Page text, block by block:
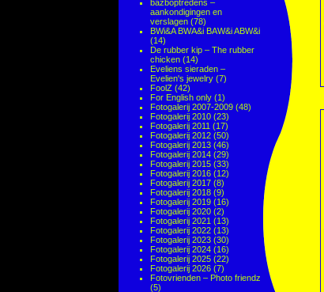
bazboptredens –
aankondigingen en
verslagen (78)
BWi&A BWA&i BAW&i ABW&i
(14)
De rubber kip – The rubber
chicken (14)
Eveliens sieraden –
Evelien's jewelry (7)
FoolZ (42)
For English only (1)
Fotogalerij 2007-2009 (48)
Fotogalerij 2010 (23)
Fotogalerij 2011 (17)
Fotogalerij 2012 (50)
Fotogalerij 2013 (46)
Fotogalerij 2014 (29)
Fotogalerij 2015 (33)
Fotogalerij 2016 (12)
Fotogalerij 2017 (8)
Fotogalerij 2018 (9)
Fotogalerij 2019 (16)
Fotogalerij 2020 (2)
Fotogalerij 2021 (13)
Fotogalerij 2022 (13)
Fotogalerij 2023 (30)
Fotogalerij 2024 (16)
Fotogalerij 2025 (22)
Fotogalerij 2026 (7)
Fotovrienden – Photo friendz
(5)